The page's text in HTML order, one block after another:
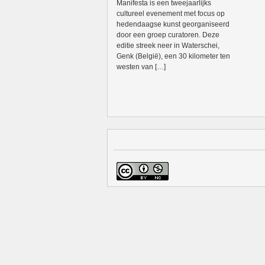
Manifesta is een tweejaarlijks
cultureel evenement met focus op
hedendaagse kunst georganiseerd
door een groep curatoren. Deze
editie streek neer in Waterschei,
Genk (België), een 30 kilometer ten
westen van […]